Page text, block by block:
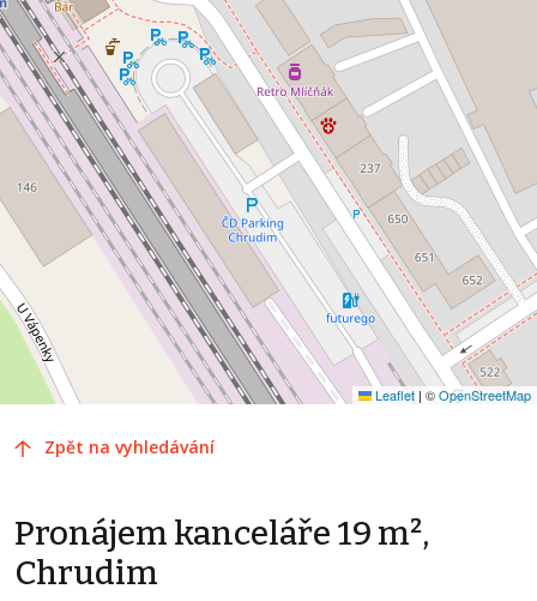
Leaflet | ©OpenStreetMap
Zpět na vyhledávání
Pronájem kanceláře 19 m²,
Chrudim